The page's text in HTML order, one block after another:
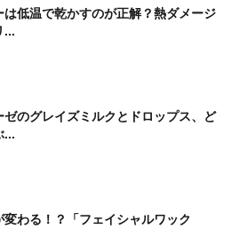
は低温で乾かすのが正解？熱ダメージ
...
ゼのグレイズミルクとドロップス、ど
...
変わる！？「フェイシャルワック